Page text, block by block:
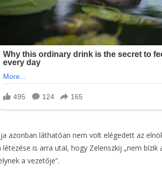
azonban láthatóan nem volt elégedett az
is arra utal, hogy Zelenszkij „nem
a vezetője”.